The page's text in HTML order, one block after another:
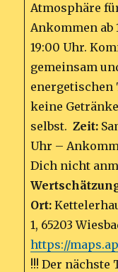
Atmosphäre
Ankommen ab
19:00 Uhr.
gemeinsam
energetischen
keine
selbst.Zeit:
Uhr –
Dich nicht
Ort:
1, 65203
https://
!!! Der nächste